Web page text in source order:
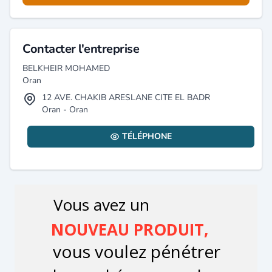
Contacter l'entreprise
BELKHEIR MOHAMED
Oran
12 AVE. CHAKIB ARESLANE CITE EL BADR
Oran - Oran
TÉLÉPHONE